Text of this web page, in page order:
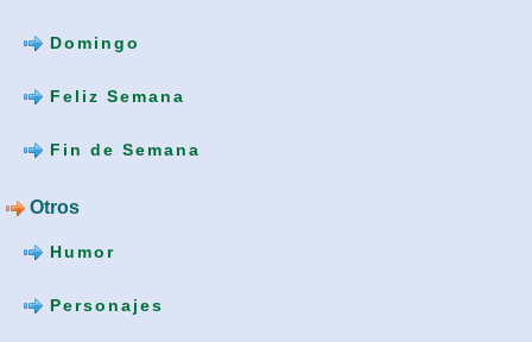
Domingo
Feliz Semana
Fin de Semana
Otros
Humor
Personajes